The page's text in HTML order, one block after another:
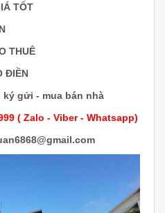
TỐT
THUÊ
ĐIỀN
gửi - mua bán nhà
( Zalo - Viber - Whatsapp)